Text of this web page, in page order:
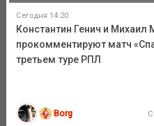
Сегодня 14:20
Константин Генич и Михаил
прокомментируют матч
третьем туре РПЛ
Borg